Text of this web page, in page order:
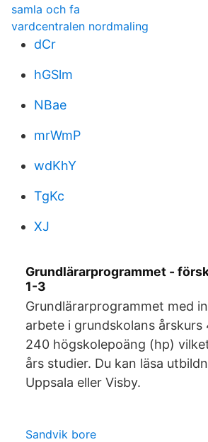
samla och fa
vardcentralen nordmaling
dCr
hGSlm
NBae
mrWmP
wdKhY
TgKc
XJ
Grundlärarprogrammet -
1-3
Grundlärarprogrammet med
arbete i grundskolans
240 högskolepoäng (hp)
års studier. Du kan läsa
Uppsala eller Visby.
Sandvik bore